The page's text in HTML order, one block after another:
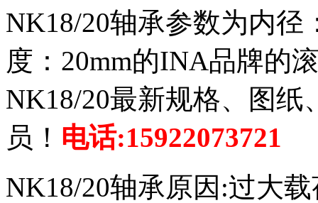
NK18/20轴承参数为内径
度：20mm的INA品牌的
NK18/20最新规格、图
员！ 电话:15922073721
NK18/20轴承原因:过大